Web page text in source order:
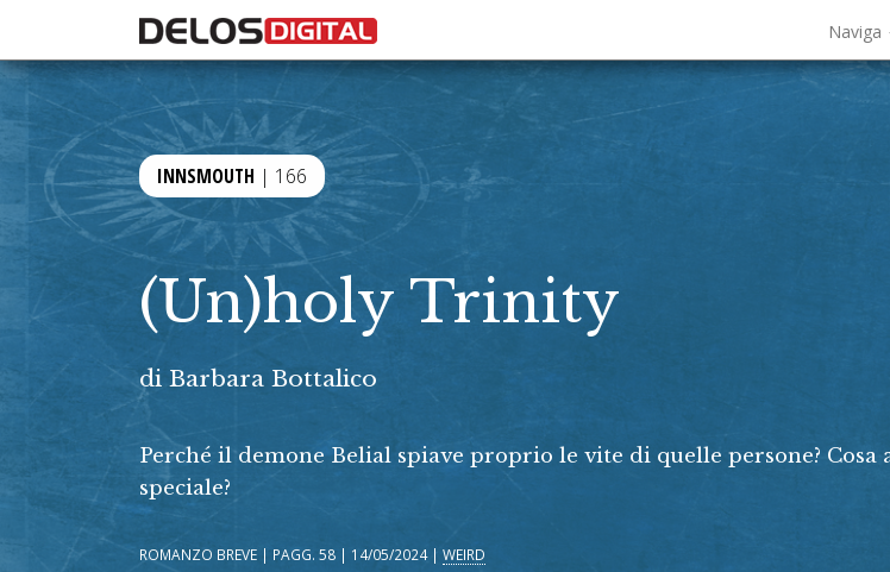
Naviga
INNSMOUTH | 166
(Un)holy Trinity
di Barbara Bottalico
Perché il demone Belial spiave proprio le vite di quelle persone? Cosa
speciale?
ROMANZO BREVE | PAGG. 58 | 14/05/2024 | WEIRD